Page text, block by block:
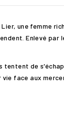
une femme
Enlevé par
tentent de
face aux